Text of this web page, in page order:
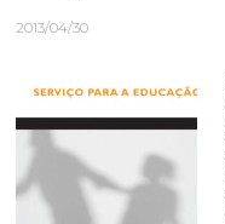
2013/04/30